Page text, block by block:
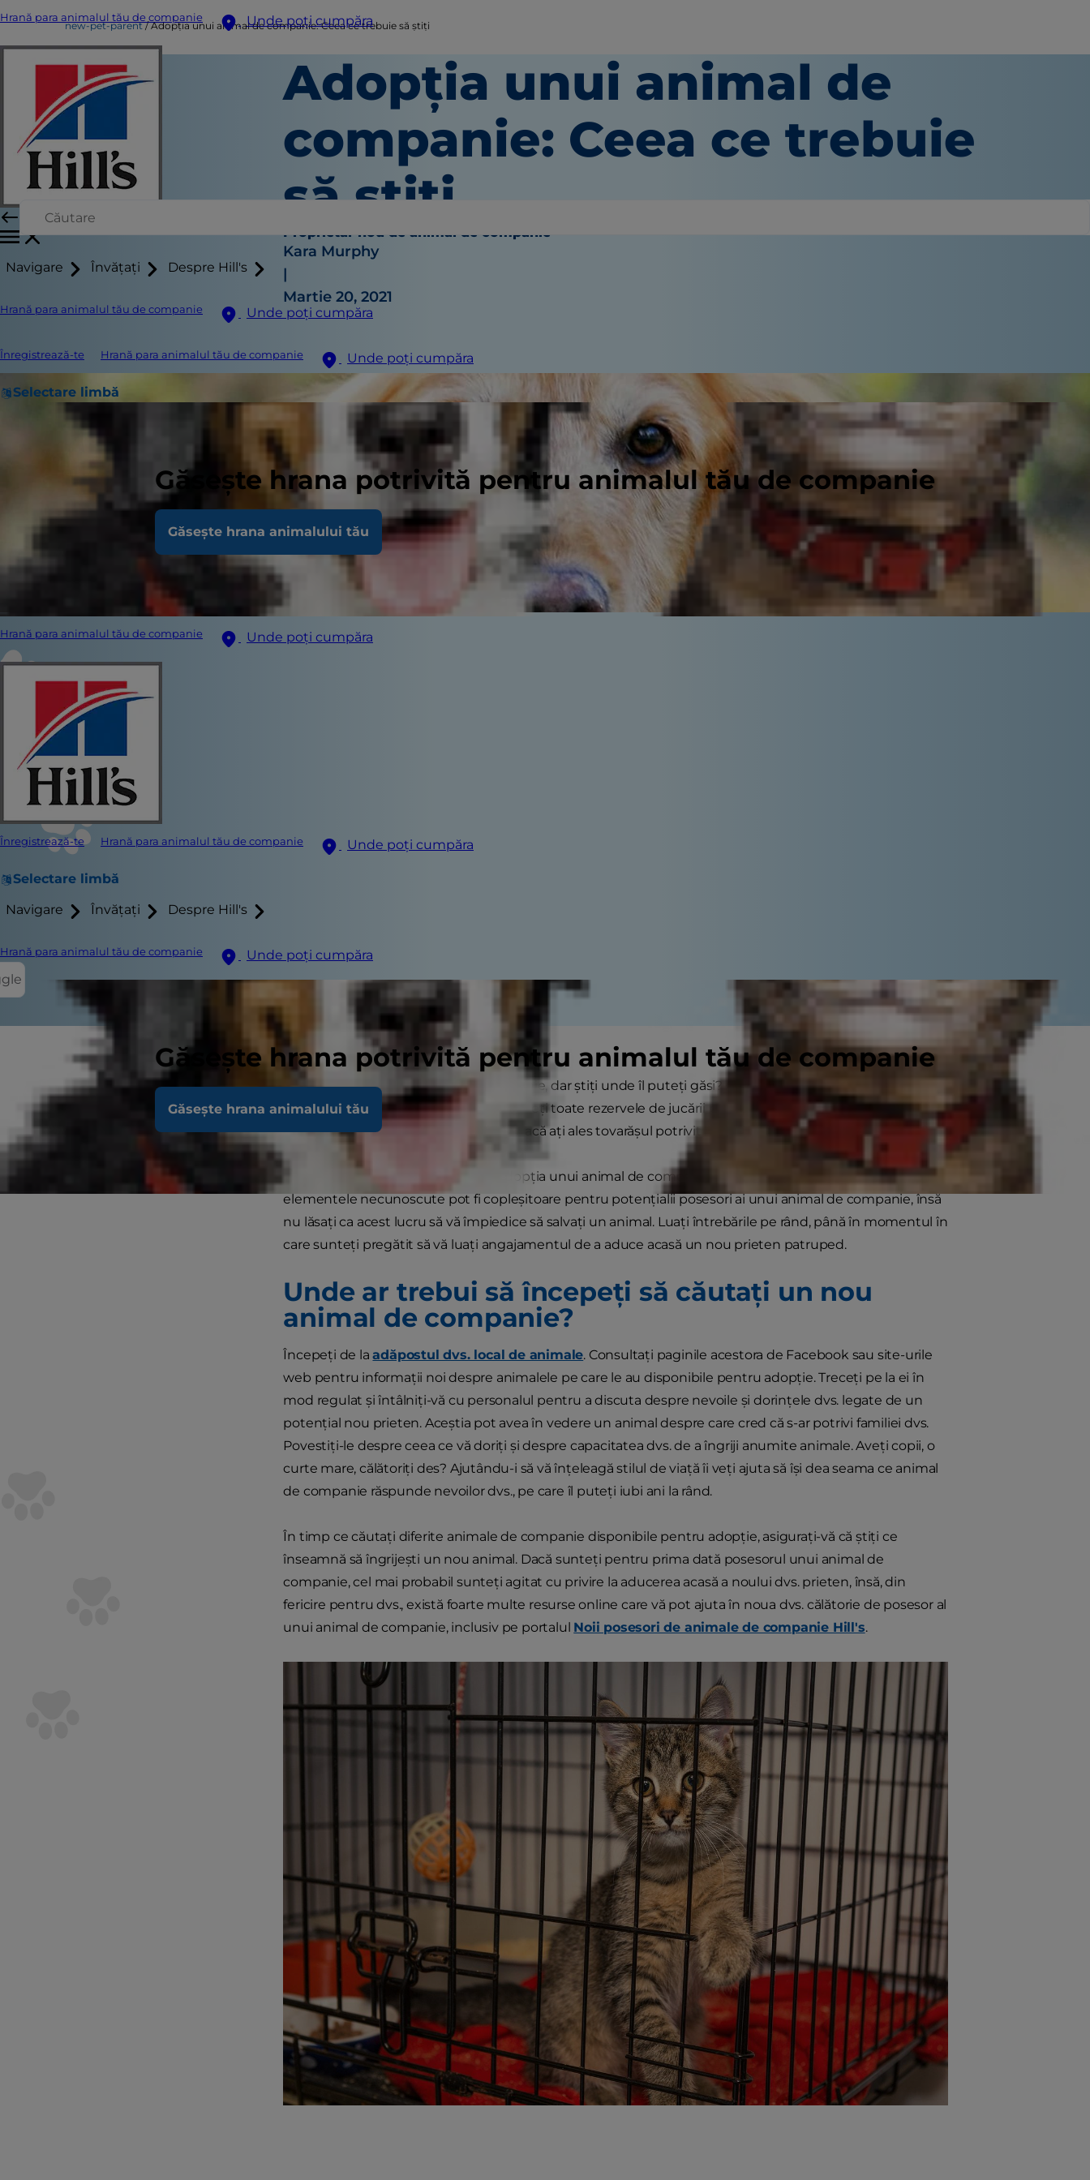
Hrană para animalul tău de companie Unde poți cumpăra
Navigare Învățați Despre Hill's
Hrană para animalul tău de companie Unde poți cumpăra
Înregistrează-te Hrană para animalul tău de companie Unde poți cumpăra
Selectare limbă
Găsește hrana potrivită pentru animalul tău de companie
Găsește hrana animalului tău
Hrană para animalul tău de companie Unde poți cumpăra
Înregistrează-te Hrană para animalul tău de companie Unde poți cumpăra
Selectare limbă
Navigare Învățați Despre Hill's
Hrană para animalul tău de companie
Unde poți cumpăra
Găsește hrana potrivită pentru animalul tău de companie
Găsește hrana animalului tău
new-pet-parent Adopția unui animal de companie: Ceea ce trebuie să știți
Adopția unui animal de
companie: Ceea ce trebuie
să știți
Proprietar nou de animal de companie
Kara Murphy
|
Martie 20, 2021
Doriți să adoptați un animal de companie, dar știți unde îl puteți găsi? Care sunt etapele adopției unui
animal de companie? Cum știți dacă aveți toate rezervele de jucării potrivite, de hrană și de exerciții? Cel
mai important este să vă dați seama dacă ați ales tovarășul potrivit pentru familia dvs.
Descoperirea informațiilor despre adopția unui animal de companie și îngrijorarea cu privire la
elementele necunoscute pot fi copleșitoare pentru potențialii posesori ai unui animal de companie, însă
nu lăsați ca acest lucru să vă împiedice să salvați un animal. Luați întrebările pe rând, până în momentul în
care sunteți pregătit să vă luați angajamentul de a aduce acasă un nou prieten patruped.
Unde ar trebui să începeți să căutați un nou
animal de companie?
Începeți de laadăpostul dvs. local de animale. Consultați paginile acestora de Facebook sau site-urile
web pentru informații noi despre animalele pe care le au disponibile pentru adopție. Treceți pe la ei în
mod regulat și întâlniți-vă cu personalul pentru a discuta despre nevoile și dorințele dvs. legate de un
potențial nou prieten. Aceștia pot avea în vedere un animal despre care cred că s-ar potrivi familiei dvs.
Povestiți-le despre ceea ce vă doriți și despre capacitatea dvs. de a îngriji anumite animale. Aveți copii, o
curte mare, călătoriți des? Ajutându-i să vă înțeleagă stilul de viață îi veți ajuta să își dea seama ce animal
de companie răspunde nevoilor dvs., pe care îl puteți iubi ani la rând.
În timp ce căutați diferite animale de companie disponibile pentru adopție, asigurați-vă că știți ce
înseamnă să îngrijești un nou animal. Dacă sunteți pentru prima dată posesorul unui animal de
companie, cel mai probabil sunteți agitat cu privire la aducerea acasă a noului dvs. prieten, însă, din
fericire pentru dvs., există foarte multe resurse online care vă pot ajuta în noua dvs. călătorie de posesor al
unui animal de companie, inclusiv pe portalul Noii posesori de animale de companie Hill's.